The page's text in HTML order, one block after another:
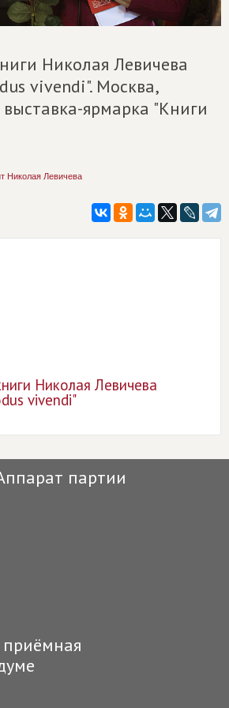
Николая Левичева
vivendi". Москва,
ярмарка "Книги
Николая Левичева
Николая Левичева
vivendi"
партии